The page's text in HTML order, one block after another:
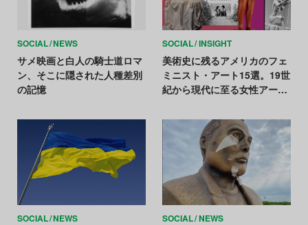
SOCIAL NEWS
サメ映画と白人の騎士道ロマ
ン、そこに隠された人種差別
の記憶
SOCIAL INSIGHT
美術史に残るアメリカのフェ
ミニスト・アート15選。19世
紀から現代に至る女性アーテ
SOCIAL NEWS SOCIAL NEWS